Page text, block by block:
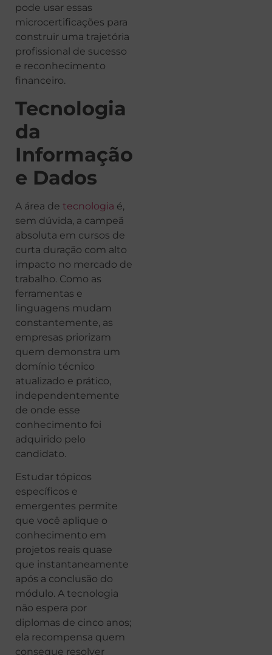
pode usar essas
microcertificações para
construir uma trajetória
profissional de sucesso
e reconhecimento
financeiro.
Tecnologia
da
Informação
e Dados
A área de tecnologia é,
sem dúvida, a campeã
absoluta em cursos de
curta duração com alto
impacto no mercado de
trabalho. Como as
ferramentas e
linguagens mudam
constantemente, as
empresas priorizam
quem demonstra um
domínio técnico
atualizado e prático,
independentemente
de onde esse
conhecimento foi
adquirido pelo
candidato.
Estudar tópicos
específicos e
emergentes permite
que você aplique o
conhecimento em
projetos reais quase
que instantaneamente
após a conclusão do
módulo. A tecnologia
não espera por
diplomas de cinco anos;
ela recompensa quem
consegue resolver